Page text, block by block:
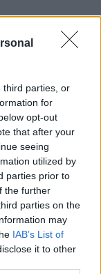
third parties, or
for
opt-out
that after your
seeing
utilized by
parties prior to
the further
parties on the
may
IAB’s List of
it to other